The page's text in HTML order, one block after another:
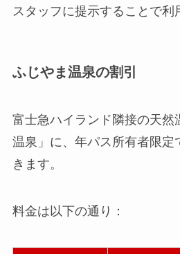
スタッフに提示することで利
ふじやま温泉の割引
富士急ハイランド隣接の天然
温泉」に、年パス所有者限定
きます。
料金は以下の通り：